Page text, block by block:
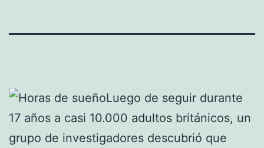
Luego de seguir durante
17 años a casi 10.000 adultos británicos, un
grupo de investigadores descubrió que